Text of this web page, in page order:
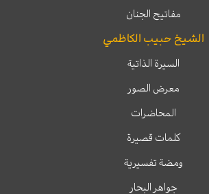
مفاتيح الجنان
الشيخ حبيب الكاظمي
السيرة الذاتية
معرض الصور
المحاضرات
كلمات قصيرة
ومضة تفسيرية
جواهر البحار